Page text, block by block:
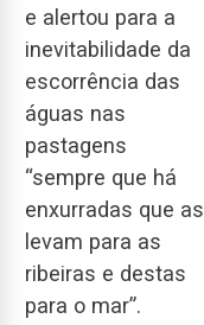
e alertou para a
inevitabilidade da
escorrência das
águas nas
pastagens
“sempre que há
enxurradas que as
levam para as
ribeiras e destas
para o mar”.